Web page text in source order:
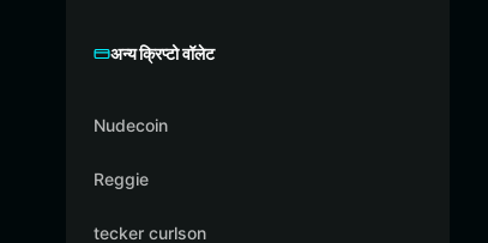
अन्य क्रिप्टो वॉलेट
Nudecoin
Reggie
tecker curlson